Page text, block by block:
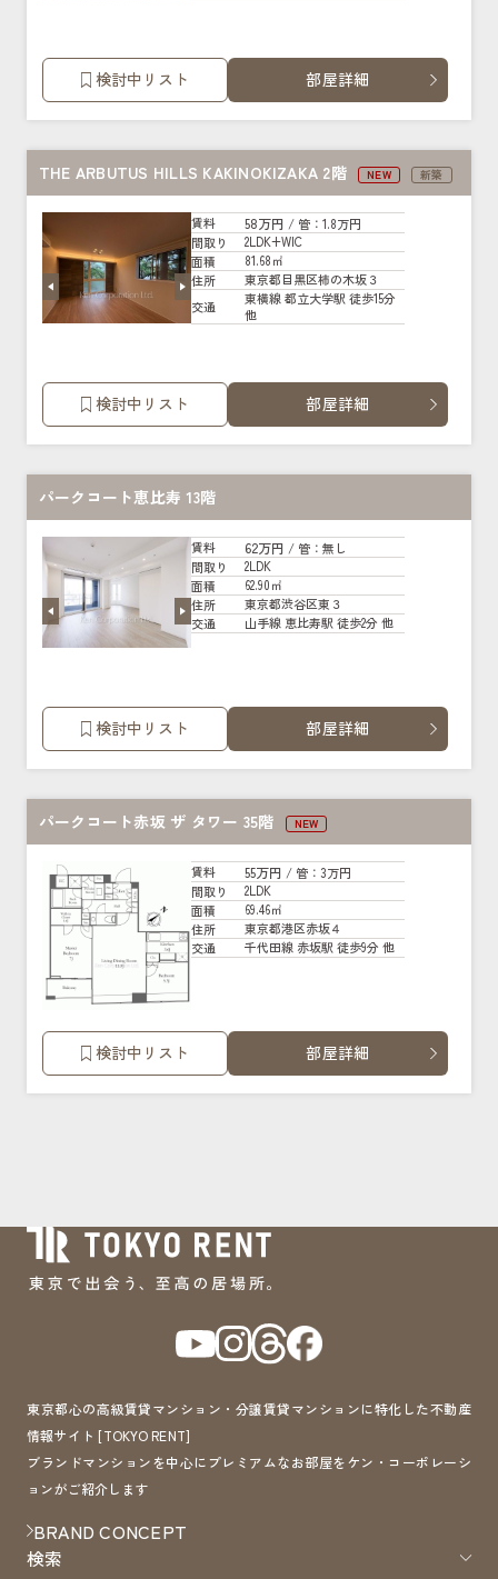
検討中リスト 部屋詳細
THE ARBUTUS HILLS KAKINOKIZAKA 2階 NEW 新築
賃料 58万円 / 管：1.8万円
間取り
2LDK+WIC
面積
81.68㎡
住所
東京都目黒区柿の木坂３
交通
東横線 都立大学駅 徒歩15分
他
検討中リスト 部屋詳細
パークコート恵比寿 13階
賃料 62万円 / 管：無し
間取り
2LDK
面積
62.90㎡
住所
東京都渋谷区東３
交通
山手線 恵比寿駅 徒歩2分 他
検討中リスト 部屋詳細
パークコート赤坂 ザ タワー 35階 NEW
賃料 55万円 / 管：3万円
間取り
2LDK
面積
69.46㎡
住所
東京都港区赤坂４
交通
千代田線 赤坂駅 徒歩9分 他
検討中リスト 部屋詳細
東京都心の高級賃貸マンション・分譲賃貸マンションに特化した不動産
情報サイト [TOKYO RENT]
ブランドマンションを中心にプレミアムなお部屋をケン・コーポレーシ
ョンがご紹介します
BRAND CONCEPT
検索